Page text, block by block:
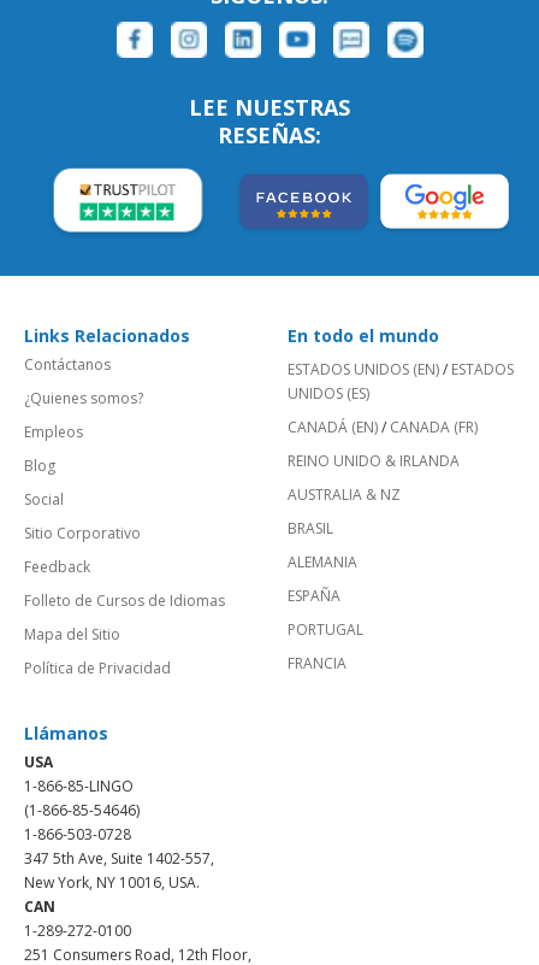
LEE NUESTRAS
RESEÑAS:
Links Relacionados
Contáctanos
¿Quienes somos?
Empleos
Blog
Social
Sitio Corporativo
Feedback
Folleto de Cursos de Idiomas
Mapa del Sitio
Política de Privacidad
En todo el mundo
ESTADOS UNIDOS (EN)/ ESTADOS
UNIDOS (ES)
CANADÁ (EN)/ CANADA (FR)
REINO UNIDO & IRLANDA
AUSTRALIA & NZ
BRASIL
ALEMANIA
ESPAÑA
PORTUGAL
FRANCIA
Llámanos
USA
1-866-85-LINGO
(1-866-85-54646)
1-866-503-0728
347 5th Ave, Suite 1402-557,
New York, NY 10016, USA.
CAN
1-289-272-0100
251 Consumers Road, 12th Floor,